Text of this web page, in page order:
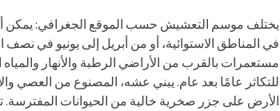
يختلف موسم التعشيش حسب الموقع الجغرافي: يمكن
في المناطق الاستوائية، أو من أبريل إلى يونيو في
مستعمرات بالقرب من الأراضي الرطبة والأنهار
للتكاثر عامًا بعد عام. يبني عشه، المصنوع من العصي
الأرض على جزر صخرية خالية من الحيوانات